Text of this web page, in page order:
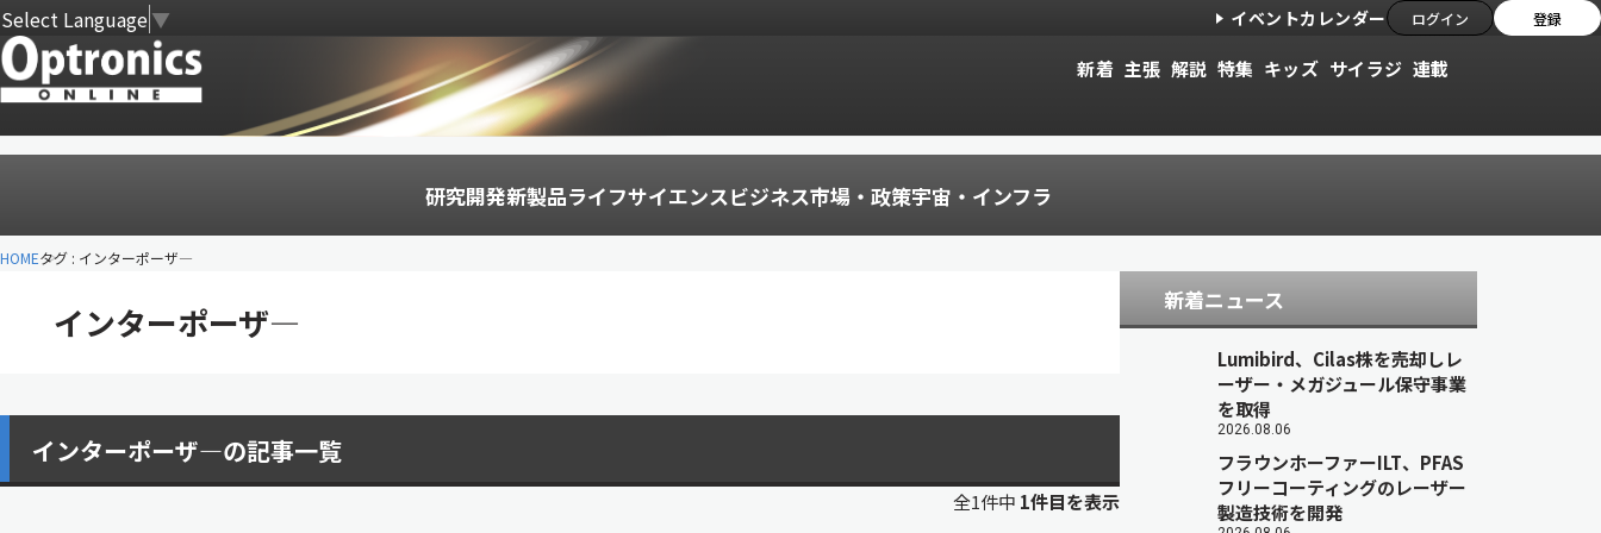
Select Language▼ イベントカレンダー ログイン 登録
新着 主張 解説 特集 キッズ サイラジ 連載
研究開発新製品ライフサイエンスビジネス市場・政策宇宙・インフラ
HOMEタグ : インターポーザ―
インターポーザ―
インターポーザ―の記事一覧
全1件中 1件目を表示
新着ニュース
Lumibird、Cilas株を売却しレ
ーザー・メガジュール保守事業
を取得
2026.08.06
フラウンホーファーILT、PFAS
フリーコーティングのレーザー
製造技術を開発